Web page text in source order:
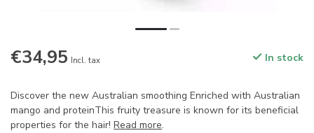
€34,95 Incl. tax In stock
Discover the new Australian smoothing Enriched with Australian
mango and proteinThis fruity treasure is known for its beneficial
properties for the hair! Read more.